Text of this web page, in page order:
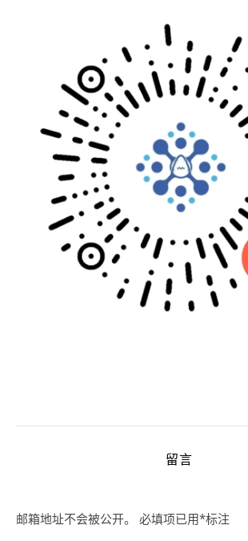
留言
邮箱地址不会被公开。 必填项已用*标注